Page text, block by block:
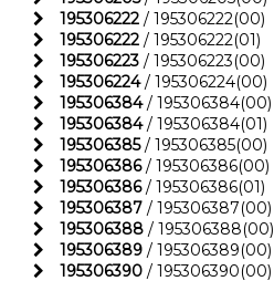
195306222 / 195306222(00)
195306222 / 195306222(01)
195306223 / 195306223(00)
195306224/ 195306224(00)
195306384/ 195306384(00)
195306384/ 195306384(01)
195306385/ 195306385(00)
195306386/ 195306386(00)
195306386/ 195306386(01)
195306387 / 195306387(00)
195306388 / 195306388(00)
195306389 / 195306389(00)
195306390 / 195306390(00)